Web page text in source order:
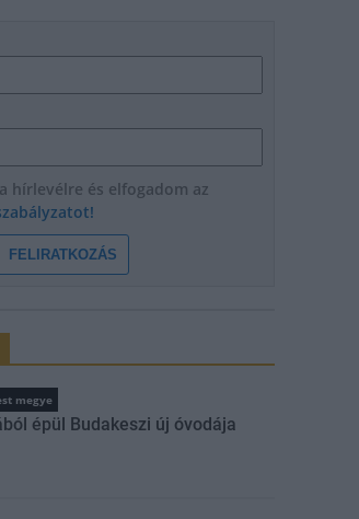
hírlevélre és elfogadom az
FELIRATKOZÁS
megye
épül Budakeszi új óvodája